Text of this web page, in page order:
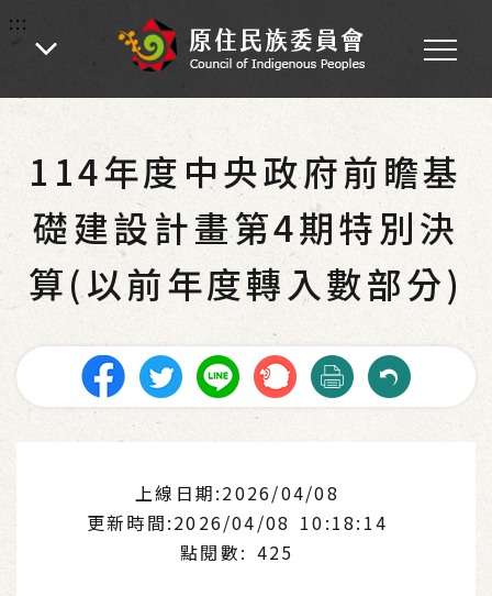
:::
:::
首頁 - 為民服務 - 主動公開資訊
預算及決算書
114年度中央政府前瞻基
礎建設計畫第4期特別決
算(以前年度轉入數部分)
上線日期:2026/04/08
更新時間:2026/04/08 10:18:14
點閱數: 425